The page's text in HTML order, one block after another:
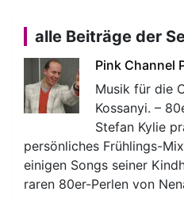
alle Beiträge der
Pink Channel
Musik für die
Kossanyi. –
Stefan Kylie
persönliches Frühlings-
einigen Songs seiner
raren 80er-Perlen von